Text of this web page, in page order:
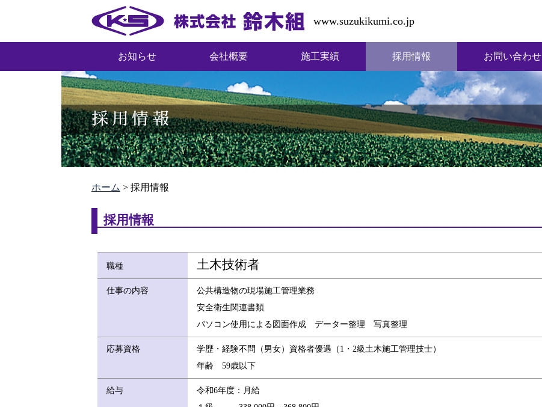
www.suzukikumi.co.jp
お知らせ 会社概要 施工実績 採用情報 お問い合わせ
採用情報
ホーム > 採用情報
採用情報
職種 土木技術者
仕事の内容
公共構造物の現場施工管理業務
安全衛生関連書類
パソコン使用による図面作成 データー整理 写真整理
応募資格
学歴・経験不問（男女）資格者優遇（1・2級土木施工管理技士）
年齢 59歳以下
給与
令和6年度：月給